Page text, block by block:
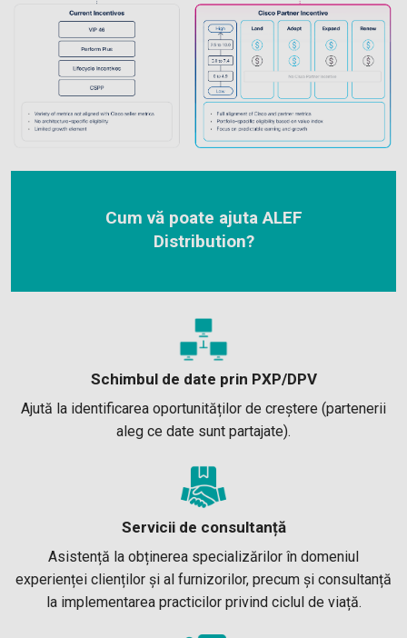
Cum vă poate ajuta ALEF
Distribution?
Schimbul de date prin PXP/DPV
Ajută la identificarea oportunităților de creștere (partenerii
aleg ce date sunt partajate).
Servicii de consultanță
Asistență la obținerea specializărilor în domeniul
experienței clienților și al furnizorilor, precum și consultanță
la implementarea practicilor privind ciclul de viață.